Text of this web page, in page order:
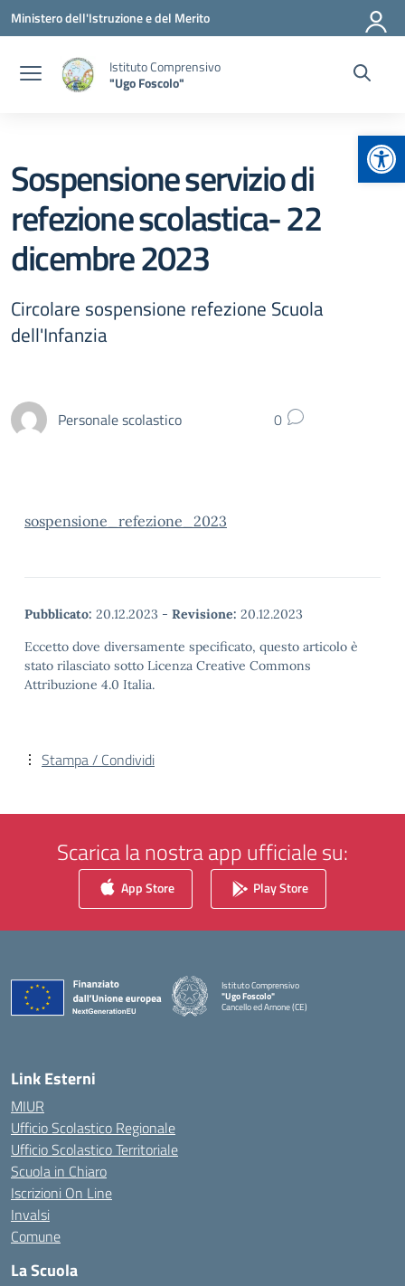
Vai ai contenuti
Vai al menu di navigazione
Vai al footer
Ministero dell'Istruzione e del Merito
Istituto Comprensivo
"Ugo Foscolo"
Sospensione servizio di
refezione scolastica- 22
dicembre 2023
Circolare sospensione refezione Scuola
dell'Infanzia
Personale scolastico 0
sospensione_refezione_2023
Pubblicato: 20.12.2023 - Revisione: 20.12.2023
Eccetto dove diversamente specificato, questo articolo è
stato rilasciato sotto Licenza Creative Commons
Attribuzione 4.0 Italia.
Stampa / Condividi
Scarica la nostra app ufficiale su:
App Store Play Store
Istituto Comprensivo
"Ugo Foscolo"
Cancello ed Arnone (CE)
Link Esterni
MIUR
Ufficio Scolastico Regionale
Ufficio Scolastico Territoriale
Scuola in Chiaro
Iscrizioni On Line
Invalsi
Comune
La Scuola